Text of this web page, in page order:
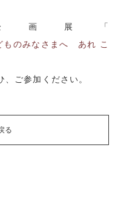
画展「
ものみなさまへ あれ こ
、ご参加ください。
る